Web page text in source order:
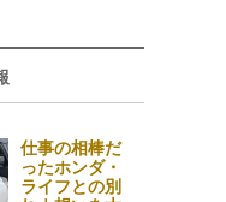
仕事の相棒だ
ったホンダ・
ライフとの別